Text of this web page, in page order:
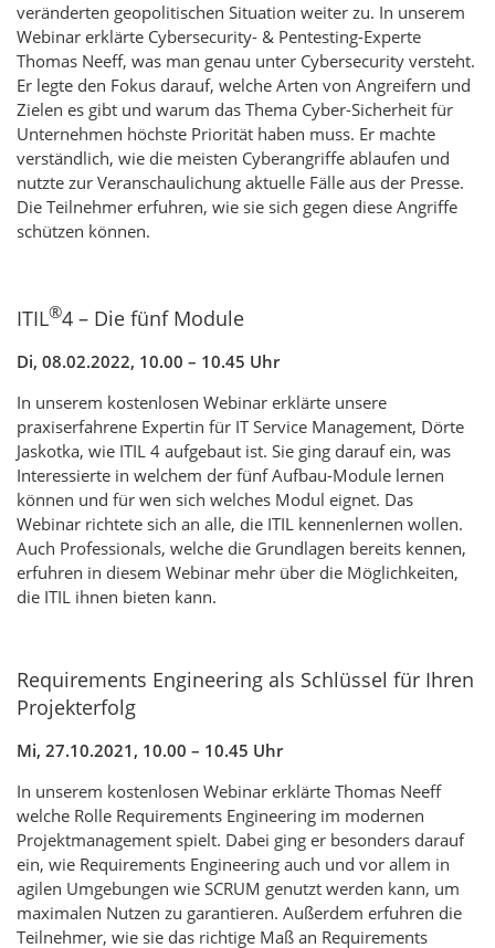
veränderten geopolitischen Situation weiter zu. In unserem
Webinar erklärte Cybersecurity- & Pentesting-Experte
Thomas Neeff, was man genau unter Cybersecurity versteht.
Er legte den Fokus darauf, welche Arten von Angreifern und
Zielen es gibt und warum das Thema Cyber-Sicherheit für
Unternehmen höchste Priorität haben muss. Er machte
verständlich, wie die meisten Cyberangriffe ablaufen und
nutzte zur Veranschaulichung aktuelle Fälle aus der Presse.
Die Teilnehmer erfuhren, wie sie sich gegen diese Angriffe
schützen können.
ITIL®4 – Die fünf Module
Di, 08.02.2022, 10.00 – 10.45 Uhr
In unserem kostenlosen Webinar erklärte unsere
praxiserfahrene Expertin für IT Service Management, Dörte
Jaskotka, wie ITIL 4 aufgebaut ist. Sie ging darauf ein, was
Interessierte in welchem der fünf Aufbau-Module lernen
können und für wen sich welches Modul eignet. Das
Webinar richtete sich an alle, die ITIL kennenlernen wollen.
Auch Professionals, welche die Grundlagen bereits kennen,
erfuhren in diesem Webinar mehr über die Möglichkeiten,
die ITIL ihnen bieten kann.
Requirements Engineering als Schlüssel für Ihren
Projekterfolg
Mi, 27.10.2021, 10.00 – 10.45 Uhr
In unserem kostenlosen Webinar erklärte Thomas Neeff
welche Rolle Requirements Engineering im modernen
Projektmanagement spielt. Dabei ging er besonders darauf
ein, wie Requirements Engineering auch und vor allem in
agilen Umgebungen wie SCRUM genutzt werden kann, um
maximalen Nutzen zu garantieren. Außerdem erfuhren die
Teilnehmer, wie sie das richtige Maß an Requirements